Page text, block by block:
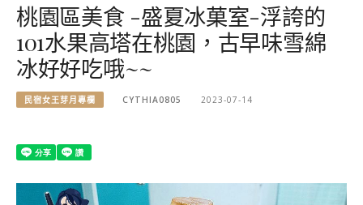
桃園區美食 -盛夏冰菓室-浮誇的
101水果高塔在桃園，古早味雪綿
冰好好吃哦~~
民宿女王芽月專欄 CYTHIA0805 2023-07-14